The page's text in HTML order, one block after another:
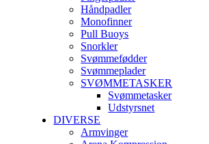
Håndpadler
Monofinner
Pull Buoys
Snorkler
Svømmefødder
Svømmeplader
SVØMMETASKER
Svømmetasker
Udstyrsnet
DIVERSE
Armvinger